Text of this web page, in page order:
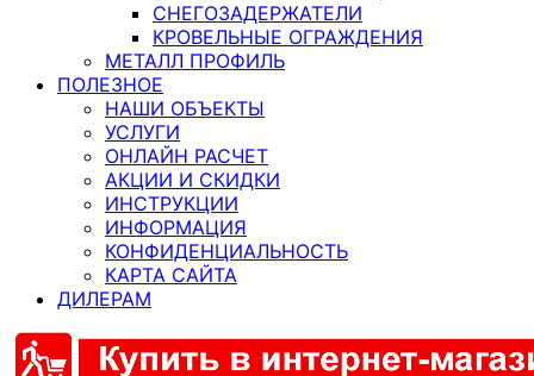
СНЕГОЗАДЕРЖАТЕЛИ
КРОВЕЛЬНЫЕ ОГРАЖДЕНИЯ
МЕТАЛЛ ПРОФИЛЬ
ПОЛЕЗНОЕ
НАШИ ОБЪЕКТЫ
УСЛУГИ
ОНЛАЙН РАСЧЕТ
АКЦИИ И СКИДКИ
ИНСТРУКЦИИ
ИНФОРМАЦИЯ
КОНФИДЕНЦИАЛЬНОСТЬ
КАРТА САЙТА
ДИЛЕРАМ